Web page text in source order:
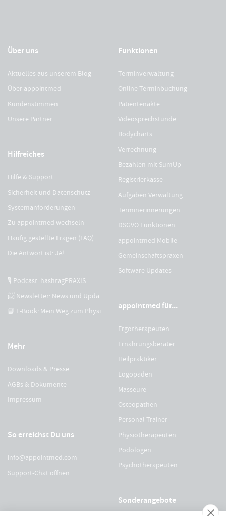
Über uns
Aktuelles aus unserem Blog
Über appointmed
Kundenstimmen
Unsere Partner
Hilfreiches
Hilfe & Support
Sicherheit und Datenschutz
Systemanforderungen
Zu appointmed wechseln
Häufig gestellte Fragen (FAQ)
Die Antwort ist: JA!
🎙 Podcast: hashtagPRAXIS
📨 Newsletter: News und Updates
📘 E-Book: Mein Weg zum Physiotherapeuten
Mehr
Downloads & Presse
AGBs & Dokumente
Impressum
So erreichst Du uns
info@appointmed.com
Support-Chat öffnen
Funktionen
Terminverwaltung
Online Terminbuchung
Patientenakte
Videosprechstunde
Bodycharts
Verrechnung
Bezahlen mit SumUp
Registrierkasse
Aufgaben Verwaltung
Terminerinnerungen
DSGVO Funktionen
appointmed Mobile
Gemeinschaftspraxen
Software Updates
appointmed für...
Ergotherapeuten
Ernährungsberater
Heilpraktiker
Logopäden
Masseure
Osteopathen
Personal Trainer
Physiotherapeuten
Podologen
Psychotherapeuten
Sonderangebote